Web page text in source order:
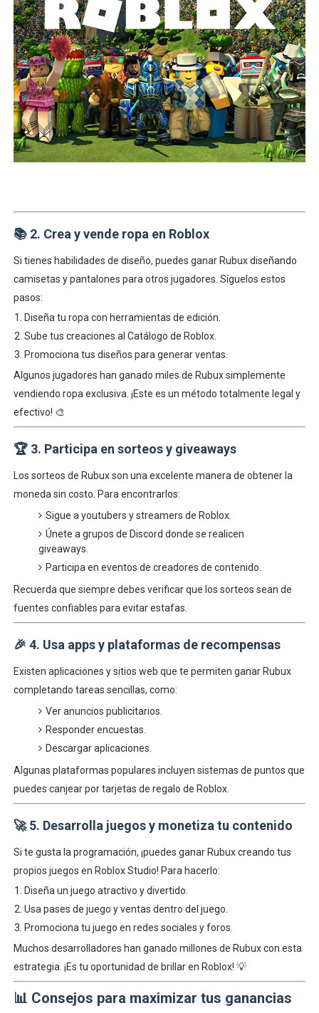
📚 2. Crea y vende ropa en Roblox
Si tienes habilidades de diseño, puedes ganar Rubux diseñando
camisetas y pantalones para otros jugadores. Síguelos estos
pasos:
Diseña tu ropa con herramientas de edición.
Sube tus creaciones al Catálogo de Roblox.
Promociona tus diseños para generar ventas.
Algunos jugadores han ganado miles de Rubux simplemente
vendiendo ropa exclusiva. ¡Este es un método totalmente legal y
efectivo! 🎨
🏆 3. Participa en sorteos y giveaways
Los sorteos de Rubux son una excelente manera de obtener la
moneda sin costo. Para encontrarlos:
Sigue a youtubers y streamers de Roblox.
Únete a grupos de Discord donde se realicen
giveaways.
Participa en eventos de creadores de contenido.
Recuerda que siempre debes verificar que los sorteos sean de
fuentes confiables para evitar estafas.
🎉 4. Usa apps y plataformas de recompensas
Existen aplicaciones y sitios web que te permiten ganar Rubux
completando tareas sencillas, como:
Ver anuncios publicitarios.
Responder encuestas.
Descargar aplicaciones.
Algunas plataformas populares incluyen sistemas de puntos que
puedes canjear por tarjetas de regalo de Roblox.
🚀5. Desarrolla juegos y monetiza tu contenido
Si te gusta la programación, ¡puedes ganar Rubux creando tus
propios juegos en Roblox Studio! Para hacerlo:
Diseña un juego atractivo y divertido.
Usa pases de juego y ventas dentro del juego.
Promociona tu juego en redes sociales y foros.
Muchos desarrolladores han ganado millones de Rubux con esta
estrategia. ¡Es tu oportunidad de brillar en Roblox! 💡
📊 Consejos para maximizar tus ganancias